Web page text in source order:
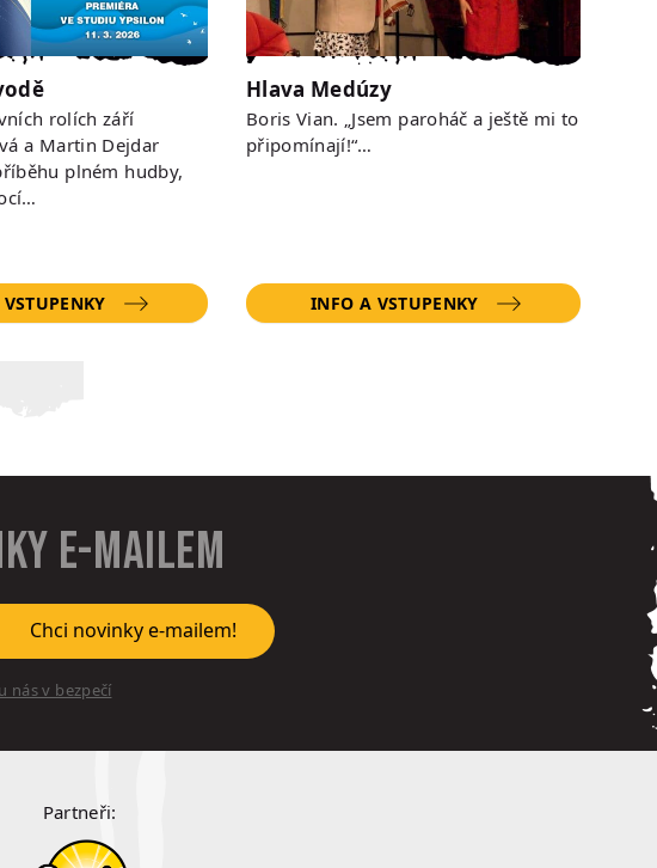
rolích září
a Martin Dejdar
plném hudby,
Hlava Medúzy
Boris Vian. „Jsem paroháč a ještě mi to
připomínají!“…
INFO A VSTUPENKY
e-mailem
Chci novinky e-mailem!
nás v bezpečí
Partneři: